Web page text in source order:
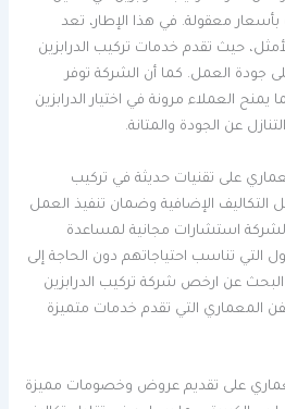
بأسعار معقولة. في هذا الإطار، تعد
حيث تقدم خدمات تركيب الدرابزين
جودة العمل. كما أن الشركة توفر
العملاء مرونة في اختيار الدرابزين
عن الجودة والمتانة.
على تقنيات حديثة في تركيب
التكاليف الإضافية وضمان تنفيذ العمل
استشارات مجانية لمساعدة
التي تناسب احتياجاتهم دون الحاجة إلى
البحث عن ارخص شركة تركيب الدرابزين
المعماري التي تقدم خدمات متميزة
على تقديم عروض وخصومات مميزة